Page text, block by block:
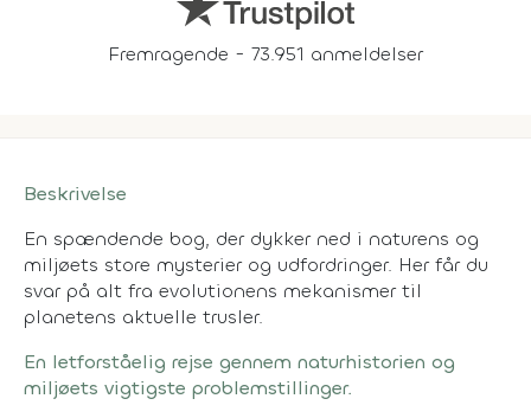
Fremragende - 73.951 anmeldelser
Beskrivelse
En spændende bog, der dykker ned i naturens og
miljøets store mysterier og udfordringer. Her får du
svar på alt fra evolutionens mekanismer til
planetens aktuelle trusler.
En letforståelig rejse gennem naturhistorien og
miljøets vigtigste problemstillinger.